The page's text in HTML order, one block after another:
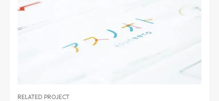
RELATED PROJECT